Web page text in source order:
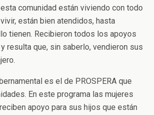
comunidad están viviendo con todo
están bien atendidos, hasta
tienen. Recibieron todos los apoyos
resulta que, sin saberlo, vendieron sus
es el de PROSPERA que
En este programa las mujeres
apoyo para sus hijos que están